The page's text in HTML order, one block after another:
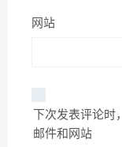
网站
下次发表评论
邮件和网站